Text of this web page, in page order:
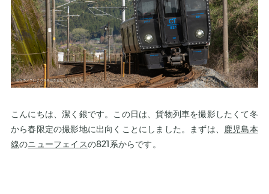
こんにちは、潔く銀です。この日は、貨物列車を撮影したくて冬
から春限定の撮影地に出向くことにしました。まずは、 鹿児島本
線のニューフェイスの821系からです。